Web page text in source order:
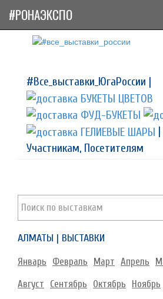
#Все_выставки_ЮгаРоссии |
Участникам, Посетителям
АЛМАТЫ | ВЫСТАВКИ
Январь Февраль Март Апрель
Август Сентябрь Октябрь Ноябрь
#РОНАЭКСПО